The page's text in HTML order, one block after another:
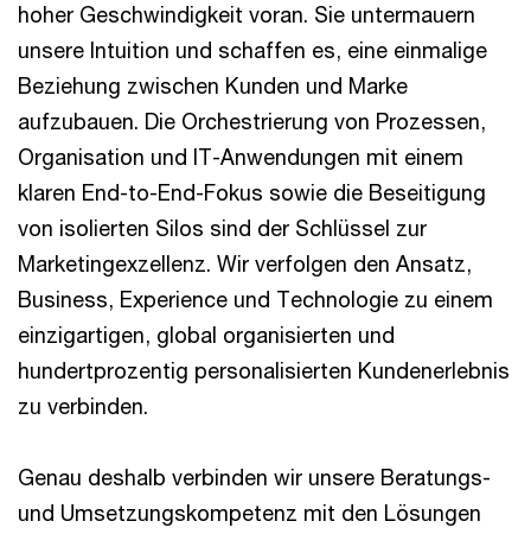
hoher Geschwindigkeit voran. Sie untermauern
unsere Intuition und schaffen es, eine einmalige
Beziehung zwischen Kunden und Marke
aufzubauen. Die Orchestrierung von Prozessen,
Organisation und IT-Anwendungen mit einem
klaren End-to-End-Fokus sowie die Beseitigung
von isolierten Silos sind der Schlüssel zur
Marketingexzellenz. Wir verfolgen den Ansatz,
Business, Experience und Technologie zu einem
einzigartigen, global organisierten und
hundertprozentig personalisierten Kundenerlebnis
zu verbinden.
Genau deshalb verbinden wir unsere Beratungs-
und Umsetzungskompetenz mit den Lösungen